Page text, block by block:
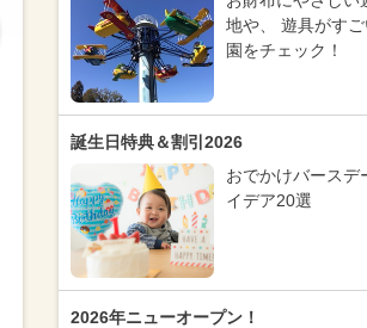
地や、 遊具がす
園をチェック！
誕生日特典＆割引2026
おでかけバースデ
イデア20選
2026年ニューオープン！